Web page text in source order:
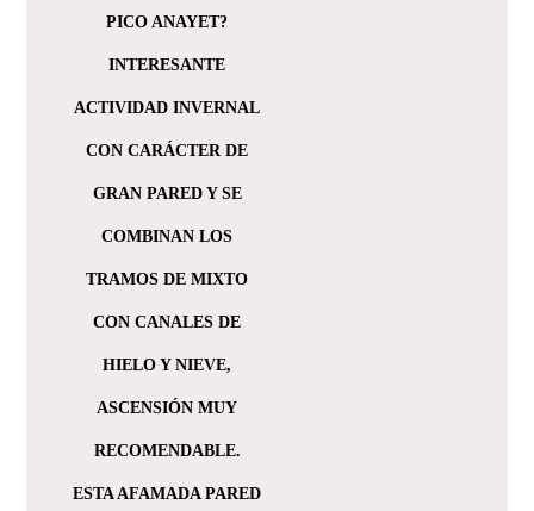
PICO ANAYET?
INTERESANTE
ACTIVIDAD INVERNAL
CON CARÁCTER DE
GRAN PARED Y SE
COMBINAN LOS
TRAMOS DE MIXTO
CON CANALES DE
HIELO Y NIEVE,
ASCENSIÓN MUY
RECOMENDABLE.
ESTA AFAMADA PARED